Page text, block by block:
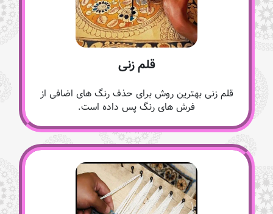
قلم زنی
قلم زنی بهترین روش برای حذف رنگ های اضافی از
فرش های رنگ پس داده است.